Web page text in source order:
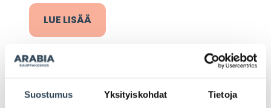
Suostumus Yksityiskohdat Tietoja
LUE LISÄÄ